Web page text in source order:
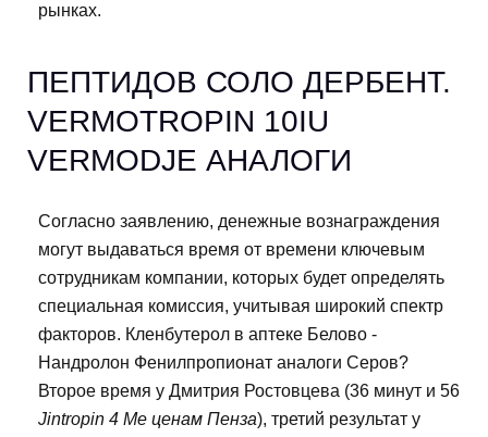
рынках.
ПЕПТИДОВ СОЛО ДЕРБЕНТ.
VERMOTROPIN 10IU
VERMODJE АНАЛОГИ
Согласно заявлению, денежные вознаграждения
могут выдаваться время от времени ключевым
сотрудникам компании, которых будет определять
специальная комиссия, учитывая широкий спектр
факторов. Кленбутерол в аптеке Белово -
Нандролон Фенилпропионат аналоги Серов?
Второе время у Дмитрия Ростовцева (36 минут и 56
Jintropin 4 Ме ценам Пенза), третий результат у